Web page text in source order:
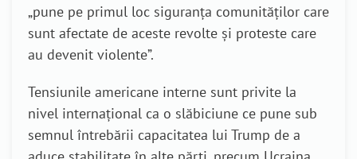
„pune pe primul loc siguranța comunităților care
sunt afectate de aceste revolte și proteste care
au devenit violente”.
Tensiunile americane interne sunt privite la
nivel internațional ca o slăbiciune ce pune sub
semnul întrebării capacitatea lui Trump de a